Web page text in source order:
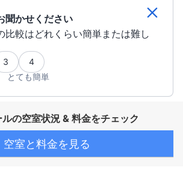
聞かせください
比較はどれくらい簡単または難し
3
4
とても簡単
の空室状況 & 料金をチェック
空室と料金を見る